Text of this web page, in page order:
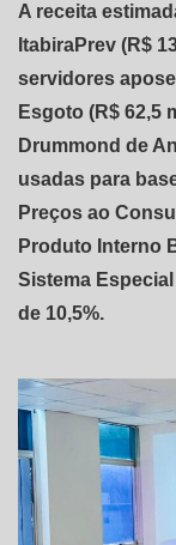
A receita
ItabiraPrev (R$
servidores
Esgoto (R$ 62,5
Drummond de
usadas para
Preços ao
Produto Interno
Sistema
de 10,5%.